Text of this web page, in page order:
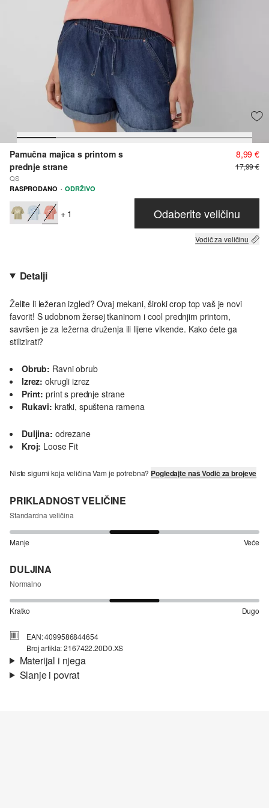
Pamučna majica s printom s
prednje strane
QS
8,99 €
17,99 €
RASPRODANO · ODRŽIVO
+ 1 Odaberite veličinu
Vodič za veličinu
Detalji
Želite li ležeran izgled? Ovaj mekani, široki crop top vaš je novi
favorit! S udobnom žersej tkaninom i cool prednjim printom,
savršen je za ležerna druženja ili lijene vikende. Kako ćete ga
stilizirati?
Obrub: Ravni obrub
Izrez: okrugli izrez
Print: print s prednje strane
Rukavi: kratki, spuštena ramena
Duljina: odrezane
Kroj: Loose Fit
Niste sigurni koja veličina Vam je potrebna? Pogledajte naš Vodič za brojeve
PRIKLADNOST VELIČINE
Standardna veličina
Manje Veće
DULJINA
Normalno
Kratko Dugo
EAN: 4099586844654
Broj artikla: 2167422.20D0.XS
Materijal i njega
Slanje i povrat